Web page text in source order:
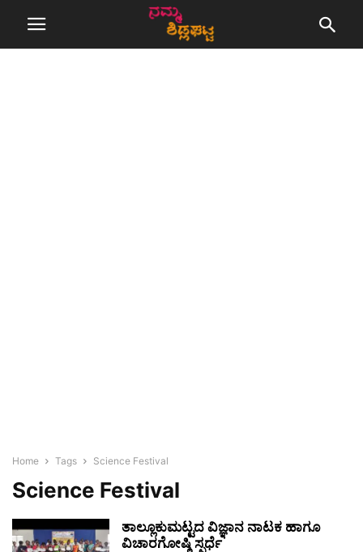
Home Tags Science Festival
Science Festival
ತಾಲ್ಲೂಕುಮಟ್ಟದ ವಿಜ್ಞಾನ ನಾಟಕ ಹಾಗೂ
ವಿಚಾರಗೋಷ್ಠಿ ಸ್ಪರ್ಧೆ